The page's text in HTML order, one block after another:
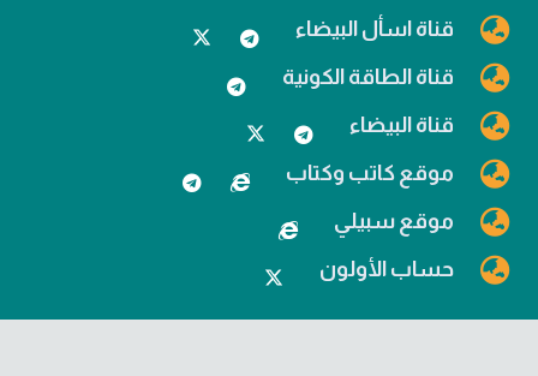
قناة اسأل البيضاء
قناة الطاقة الكونية
قناة البيضاء
موقع كاتب وكتاب
موقع سبيلي
حساب الأولون